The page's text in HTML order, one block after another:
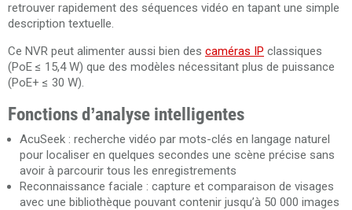
retrouver rapidement des séquences vidéo en tapant une simple
description textuelle.
Ce NVR peut alimenter aussi bien des caméras IP classiques
(PoE ≤ 15,4 W) que des modèles nécessitant plus de puissance
(PoE+ ≤ 30 W).
Fonctions d’analyse intelligentes
AcuSeek : recherche vidéo par mots-clés en langage naturel
pour localiser en quelques secondes une scène précise sans
avoir à parcourir tous les enregistrements
Reconnaissance faciale : capture et comparaison de visages
avec une bibliothèque pouvant contenir jusqu’à 50 000 images